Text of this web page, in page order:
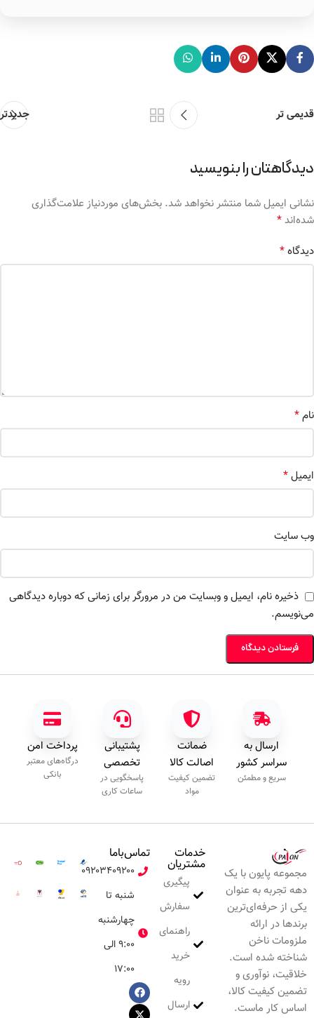
جدیدتر قدیمی تر
دیدگاهتان را بنویسید
نشانی ایمیل شما منتشر نخواهد شد. بخش‌های موردنیاز علامت‌گذاری
شده‌اند*
دیدگاه*
نام*
ایمیل*
وب‌ سایت
ذخیره نام، ایمیل و وبسایت من در مرورگر برای زمانی که دوباره دیدگاهی
می‌نویسم.
ارسال به
سراسر کشور
سریع و مطمئن
ضمانت
اصالت کالا
تضمین کیفیت
مواد
پشتیبانی
تخصصی
پاسخگویی در
ساعات کاری
پرداخت امن
درگاه‌های معتبر
بانکی
مجموعه پایون با یک
دهه تجربه به عنوان
یکی از حرفه‌ای‌ترین
برندها در ارائه
ملزومات ناخن
شناخته شده است.
خلاقیت، نوآوری و
تضمین کیفیت کالا،
اساس کار ماست.
خدمات
مشتریان
پیگیری
سفارش
راهنمای
خرید
رویه
ارسال
تماس‌با‌ما
۰۹۲۰۳۴۰۹۲۰۰
شنبه تا
چهارشنبه
۹:۰۰ الی
۱۷:۰۰